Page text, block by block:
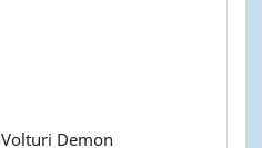
Volturi Demon